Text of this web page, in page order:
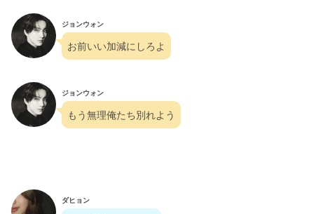
ジョンウォン
お前いい加減にしろよ
ジョンウォン
もう無理俺たち別れよう
ダヒョン